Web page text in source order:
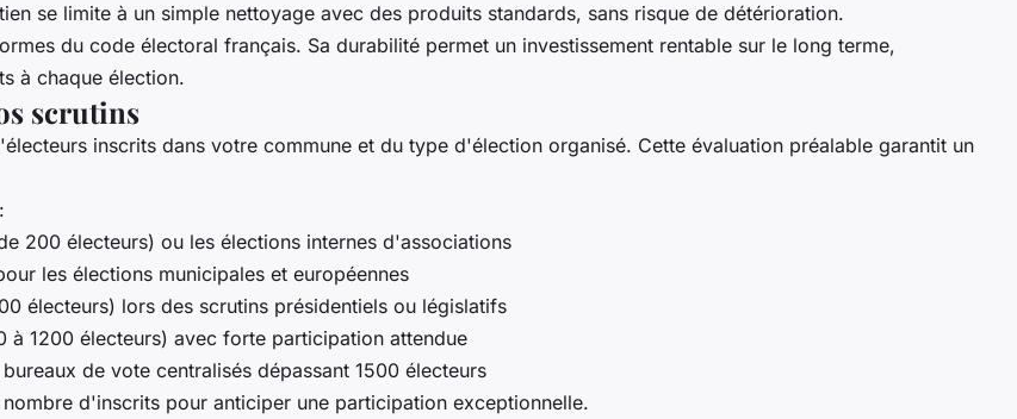
se limite à un simple nettoyage avec des produits standards, sans risque de détérioration.
du code électoral français. Sa durabilité permet un investissement rentable sur le long terme,
à chaque élection.
scrutins
inscrits dans votre commune et du type d'élection organisé. Cette évaluation préalable garantit un
200 électeurs) ou les élections internes d'associations
les élections municipales et européennes
électeurs) lors des scrutins présidentiels ou législatifs
à 1200 électeurs) avec forte participation attendue
de vote centralisés dépassant 1500 électeurs
d'inscrits pour anticiper une participation exceptionnelle.